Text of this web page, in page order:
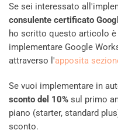
Se sei interessato
consulente certificato
ho scritto questo articolo
implementare Google
attraverso l'apposita
Se vuoi implementare in
sconto del 10% sul primo
piano (starter, standard
sconto.